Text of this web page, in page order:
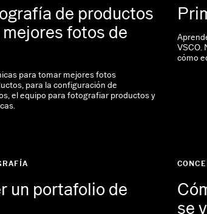
de productos
fotos de
para tomar mejores fotos
para la configuración de
el equipo para fotografiar productos y
VSCO.
cómo
un portafolio de
se